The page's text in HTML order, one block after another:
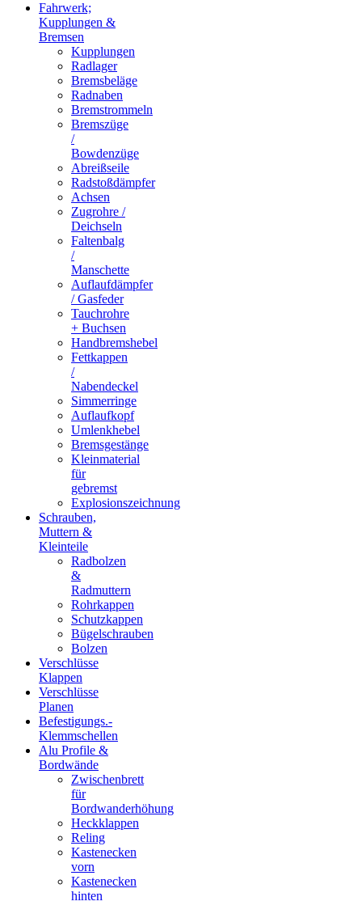
Fahrwerk;
Kupplungen &
Bremsen
Kupplungen
Radlager
Bremsbeläge
Radnaben
Bremstrommeln
Bremszüge
/
Bowdenzüge
Abreißseile
Radstoßdämpfer
Achsen
Zugrohre /
Deichseln
Faltenbalg
/
Manschette
Auflaufdämpfer
/ Gasfeder
Tauchrohre
+ Buchsen
Handbremshebel
Fettkappen
/
Nabendeckel
Simmerringe
Auflaufkopf
Umlenkhebel
Bremsgestänge
Kleinmaterial
für
gebremst
Explosionszeichnung
Schrauben,
Muttern &
Kleinteile
Radbolzen
&
Radmuttern
Rohrkappen
Schutzkappen
Bügelschrauben
Bolzen
Verschlüsse
Klappen
Verschlüsse
Planen
Befestigungs.-
Klemmschellen
Alu Profile &
Bordwände
Zwischenbrett
für
Bordwanderhöhung
Heckklappen
Reling
Kastenecken
vorn
Kastenecken
hinten